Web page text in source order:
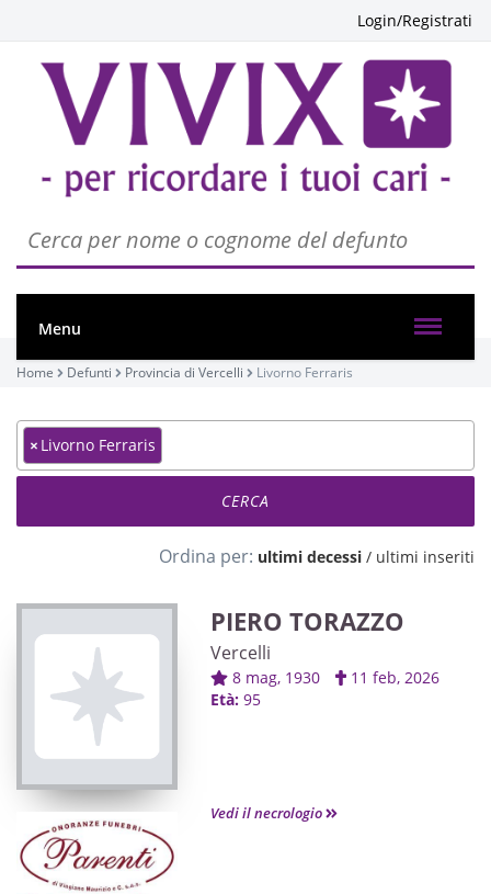
Login/Registrati
Menu
Home Defunti Provincia di Vercelli Livorno Ferraris
× Livorno Ferraris
Ordina per: ultimi decessi / ultimi inseriti
PIERO TORAZZO
Vercelli
8 mag, 1930
11 feb, 2026
Età: 95
Vedi il necrologio